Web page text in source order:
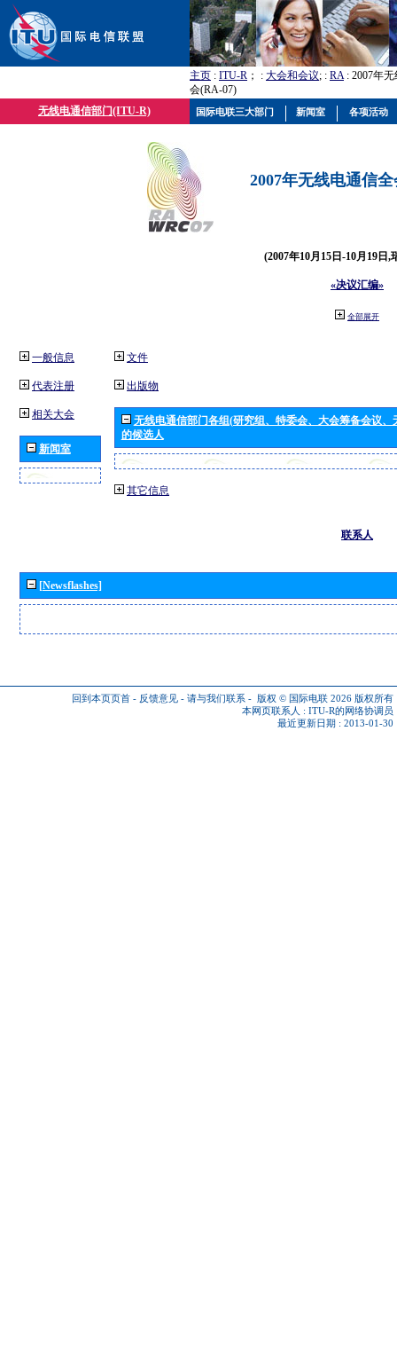
主页 : ITU-R ； : 大会和会议; : RA: 2007年
会(RA-07)
无线电通信部门(ITU-R)
2007年无线电通信
(2007年10月15日-10月19日,
«决议汇编»
全部展开
一般信息
代表注册
相关大会
新闻室
文件
出版物
无线电通信部门各组(研究组、特委会、大会筹备会议
的候选人
其它信息
联系人
[Newsflashes]
回到本页页首 - 反馈意见 - 请与我们联系 - 版权 © 国际电联 2026 版权所有
本网页联系人 : ITU-R的网络协调员
最近更新日期 : 2013-01-30
国际电联三大部门 新闻室 各项活动